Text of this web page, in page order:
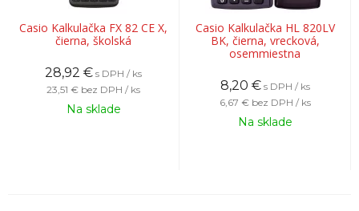
Casio Kalkulačka FX 82 CE X,
čierna, školská
28,92 € s DPH / ks
23,51 € bez DPH / ks
Na sklade
Casio Kalkulačka HL 820LV
BK, čierna, vrecková,
osemmiestna
8,20 € s DPH / ks
6,67 € bez DPH / ks
Na sklade